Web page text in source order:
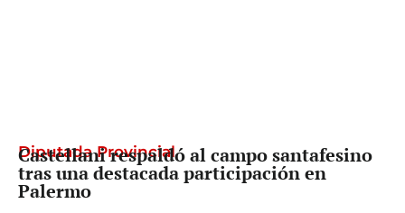
Diputada Provincial
Castellani respaldó al campo santafesino
tras una destacada participación en
Palermo